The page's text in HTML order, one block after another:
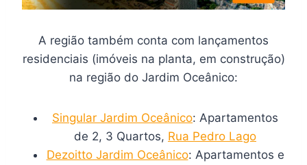
A região também conta com lançamentos
residenciais (imóveis na planta, em construção)
na região do Jardim Oceânico:
Singular Jardim Oceânico: Apartamentos
de 2, 3 Quartos, Rua Pedro Lago
Dezoitto Jardim Oceânico: Apartamentos e